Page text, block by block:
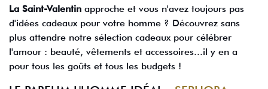
La Saint-Valentin approche et vous n'avez toujours pas
d'idées cadeaux pour votre homme ? Découvrez sans
plus attendre notre sélection cadeaux pour célébrer
l'amour : beauté, vêtements et accessoires...il y en a
pour tous les goûts et tous les budgets !